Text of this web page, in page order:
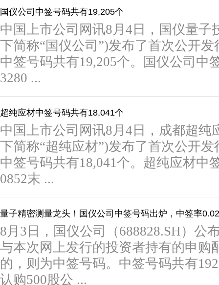
国仪公司中签号码共有19,205个
中国上市公司网讯8月4日，国仪量子
下简称“国仪公司”)发布了首次公开
中签号码共有19,205个。国仪公司中
3280 ...
超纯应材中签号码共有18,041个
中国上市公司网讯8月4日，成都超纯
下简称“超纯应材”)发布了首次公开
中签号码共有18,041个。超纯应材中
0852末 ...
量子精密测量龙头！国仪公司中签号码出炉，中签率
8月3日，国仪公司（688828.SH）公
与本次网上发行的投资者持有的申购
的，则为中签号码。中签号码共有
认购500股公 ...